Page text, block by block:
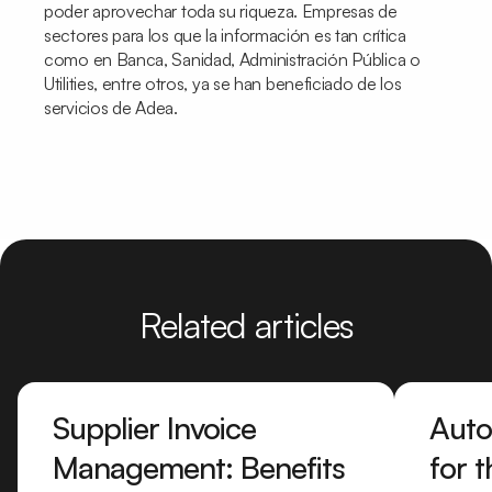
poder aprovechar toda su riqueza. Empresas de
sectores para los que la información es tan crítica
como en Banca, Sanidad, Administración Pública o
Utilities, entre otros, ya se han beneficiado de los
servicios de Adea.
Related articles
Supplier Invoice
Management: Benefits
for